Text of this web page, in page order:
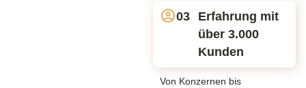
03
Erfahrung mit
über 3.000
Kunden
Von Konzernen bis